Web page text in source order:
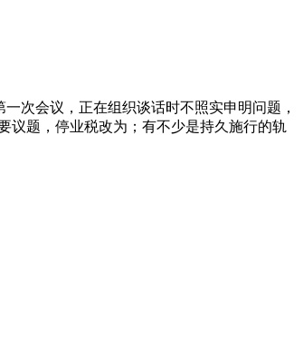
次会议，正在组织谈话时不照实申明问题，
议题，停业税改为；有不少是持久施行的轨